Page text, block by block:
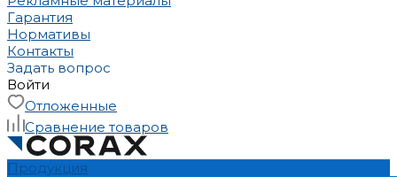
Гарантия
Нормативы
Контакты
Задать вопрос
Войти
Отложенные
Сравнение товаров
Продукция